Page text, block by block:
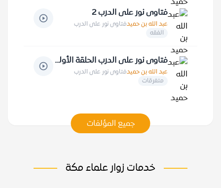
فتاوى نور على الدرب 2
عبد الله بن حميدفتاوى نور على الدرب
الفقه
فتاوى نور على الدرب الحلقة الأولى
عبد الله بن حميدفتاوى نور على الدرب
متفرقات
جميع المؤلفات
خدمات زوار علماء مكة